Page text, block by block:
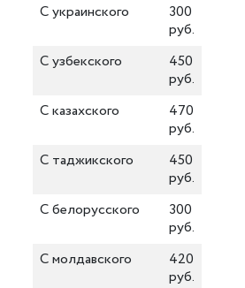
С украинского
300
руб.
С узбекского
450
руб.
С казахского
470
руб.
С таджикского
450
руб.
С белорусского
300
руб.
С молдавского
420
руб.